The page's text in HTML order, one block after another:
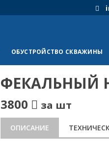
ОБУСТРОЙСТВО СКВАЖИНЫ
ФЕКАЛЬНЫЙ
3800 за шт
ОПИСАНИЕ